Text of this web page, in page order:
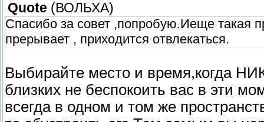
Quote ( ВОЛЬХА)
Спасибо за совет ,попробую.Иеще такая
прерывает , приходится отвлекаться.
Выбирайте место и время,когда
близких не беспокоить вас в эти
всегда в одном и том же